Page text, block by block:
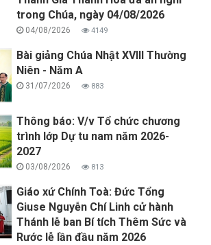
trong Chúa, ngày 04/08/2026
04/08/2026 4149
Bài giảng Chúa Nhật XVIII Thường
Niên - Năm A
31/07/2026 883
Thông báo: V/v Tổ chức chương
trình lớp Dự tu nam năm 2026-
2027
03/08/2026 813
Giáo xứ Chính Toà: Đức Tổng
Giuse Nguyễn Chí Linh cử hành
Thánh lễ ban Bí tích Thêm Sức và
Rước lễ lần đầu năm 2026